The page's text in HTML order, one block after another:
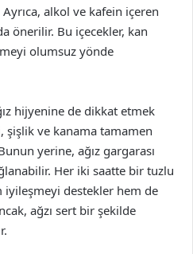
alkol ve kafein içeren
önerilir. Bu içecekler, kan
olumsuz yönde
hijyenine de dikkat etmek
şişlik ve kanama tamamen
yerine, ağız gargarası
Her iki saatte bir tuzlu
destekler hem de
ağzı sert bir şekilde